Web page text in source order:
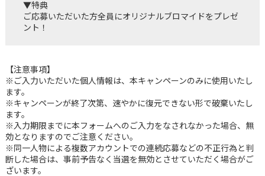
▼特典
ご応募いただいた方全員にオリジナルブロマイドをプレゼ
ント！
【注意事項】
※ご入力いただいた個人情報は、本キャンペーンのみに使用いたし
ます。
※キャンペーンが終了次第、速やかに復元できない形で破棄いたし
ます。
※入力期限までに本フォームへのご入力をなされなかった場合、無
効となりますのでご注意ください。
※同一人物による複数アカウントでの連続応募などの不正行為と判
断した場合は、事前予告なく当選を無効とさせていただく場合がご
ざいます。